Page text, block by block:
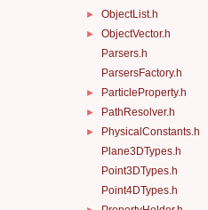
► ObjectList.h
►
ObjectVector.h
Parsers.h
ParsersFactory.h
► ParticleProperty.h
► PathResolver.h
►
PhysicalConstants.h
Plane3DTypes.h
Point3DTypes.h
Point4DTypes.h